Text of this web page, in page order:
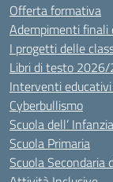
Offerta formativa
Adempimenti finali
I progetti delle
Libri di testo
Interventi
Cyberbullismo
Scuola dell’ Infanzia
Scuola Primaria
Scuola Secondaria